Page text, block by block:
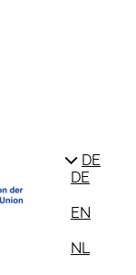
DE
DE
EN
NL